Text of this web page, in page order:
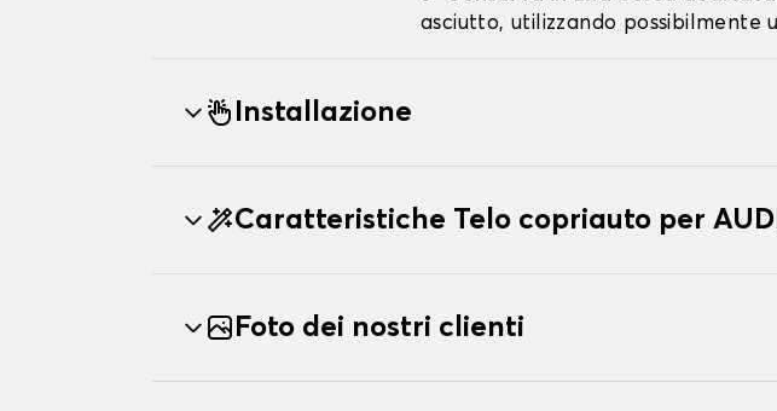
asciutto, utilizzando possibilmente
Installazione
Caratteristiche Telo copriauto per
Foto dei nostri clienti